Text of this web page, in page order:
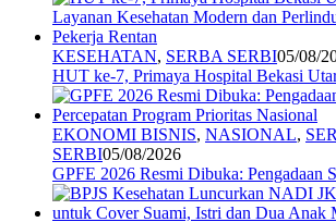
KESEHATAN, SERBA SERBI05/08/
HUT ke-7, Primaya Hospital Bekasi
EKONOMI BISNIS, NASIONAL,
SERBI05/08/2026
GPFE 2026 Resmi Dibuka: Pengadaan